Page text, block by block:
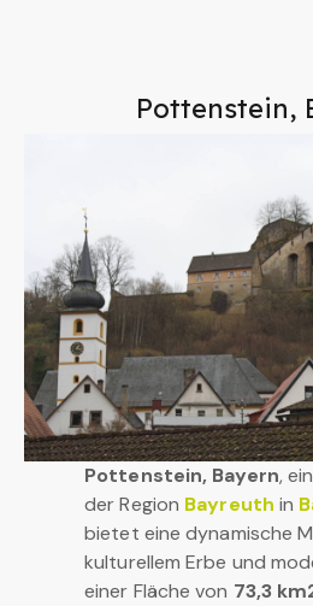
Pottenstein,
Pottenstein, Bayern,
der Region Bayreuth in
bietet eine dynamische
kulturellem Erbe und
einer Fläche von 73,3